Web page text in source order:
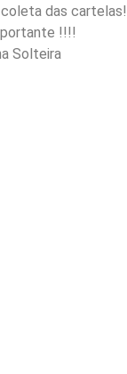
das
!!!!
Solteira